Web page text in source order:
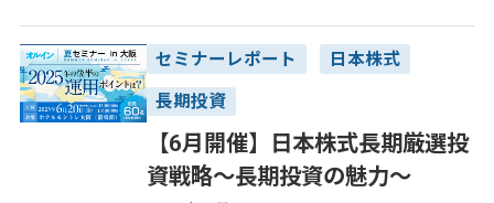
セミナーレポート 日本株式
長期投資
【6月開催】日本株式長期厳選投
資戦略～長期投資の魅力～